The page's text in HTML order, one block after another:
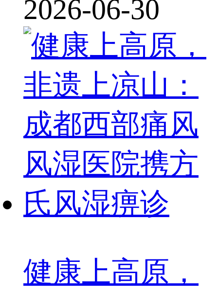
2026-06-30
健康上高原，